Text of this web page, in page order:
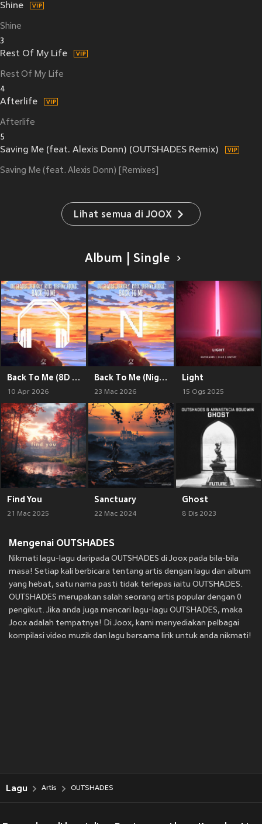
Shine
Shine
3
Rest Of My Life
Rest Of My Life
4
Afterlife
Afterlife
5
Saving Me (feat. Alexis Donn) (OUTSHADES Remix)
Saving Me (feat. Alexis Donn) [Remixes]
Lihat semua di JOOX
Album | Single
Back To Me (8D Audio)
10 Apr 2026
Back To Me (Nightcore)
23 Mac 2026
Light
15 Ogs 2025
Find You
21 Mac 2025
Sanctuary
22 Mac 2024
Ghost
8 Dis 2023
Mengenai OUTSHADES
Nikmati lagu-lagu daripada OUTSHADES di Joox pada bila-bila
masa! Setiap kali berbicara tentang artis dengan lagu dan album
yang hebat, satu nama pasti tidak terlepas iaitu OUTSHADES.
OUTSHADES merupakan salah seorang artis popular dengan 0
pengikut. Jika anda juga mencari lagu-lagu OUTSHADES, maka
Joox adalah tempatnya! Di Joox, kami menyediakan pelbagai
kompilasi video muzik dan lagu bersama lirik untuk anda nikmati!
Lagu Artis OUTSHADES